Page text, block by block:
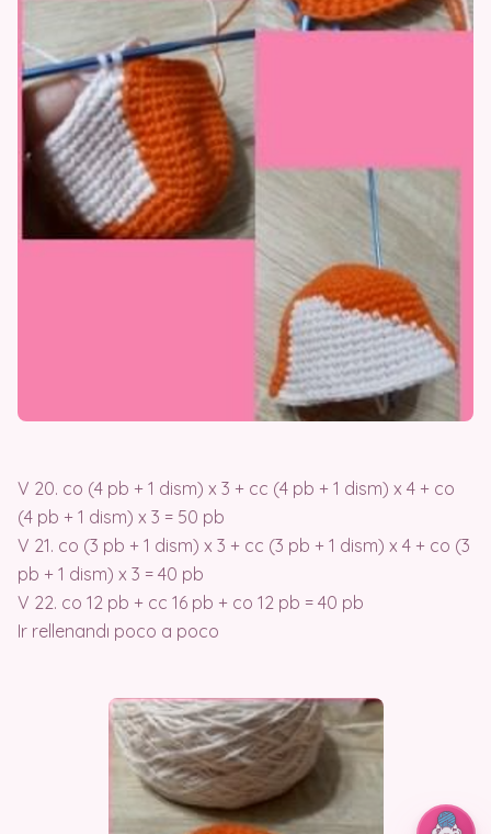
V 20. co (4 pb + 1 dism) x 3 + cc (4 pb + 1 dism) x 4 + co
(4 pb + 1 dism) x 3 = 50 pb
V 21. co (3 pb + 1 dism) x 3 + cc (3 pb + 1 dism) x 4 + co (3
pb + 1 dism) x 3 = 40 pb
V 22. co 12 pb + cc 16 pb + co 12 pb = 40 pb
Ir rellenandı poco a poco